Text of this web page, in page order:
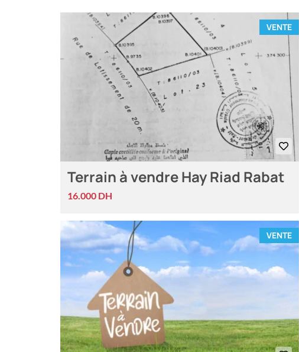
VENTE
Terrain à vendre Hay Riad Rabat
16.000 DH
VENTE